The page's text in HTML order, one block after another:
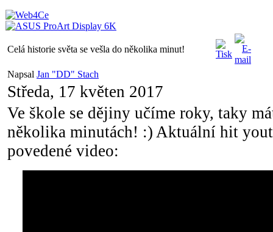
Celá historie světa se vešla do několika minut!
Napsal Jan "DD" Stach
Středa, 17 květen 2017
Ve škole se dějiny učíme roky, taky
několika minutách! :) Aktuální hit
povedené video: